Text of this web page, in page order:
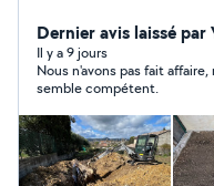
colis ect Ponctuel,
Dernier avis laissé par
Il y a 9 jours
Nous n'avons pas fait
semble compétent.